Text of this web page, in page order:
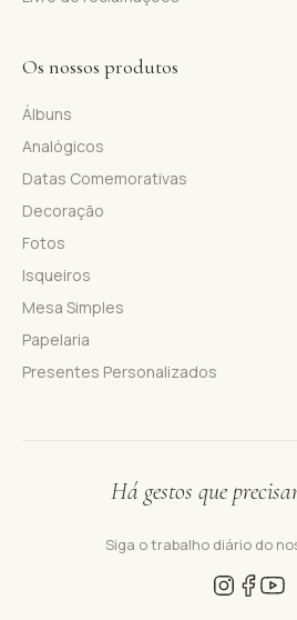
Os nossos produtos
Álbuns
Analógicos
Datas Comemorativas
Decoração
Fotos
Isqueiros
Mesa Simples
Papelaria
Presentes Personalizados
Há gestos que
Siga o trabalho diário do